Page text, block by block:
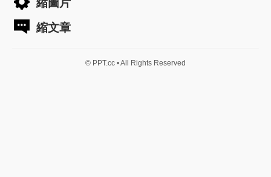
縮圖片
縮文章
© PPT.cc • All Rights Reserved